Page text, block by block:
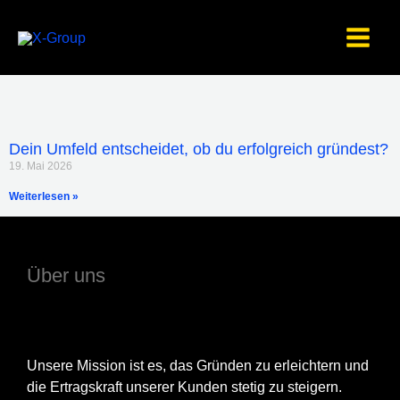
Inhalt
Dein Umfeld entscheidet, ob du erfolgreich gründest?
19. Mai 2026
Weiterlesen »
Über uns
Unsere Mission ist es, das Gründen zu erleichtern und
die Ertragskraft unserer Kunden stetig zu steigern.